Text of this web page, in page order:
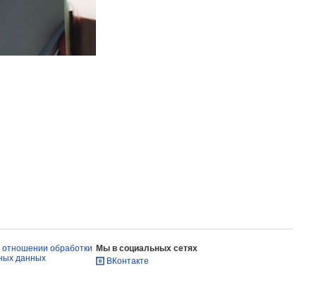
отношении обработки
данных
Мы в социальных сетях
ВКонтакте